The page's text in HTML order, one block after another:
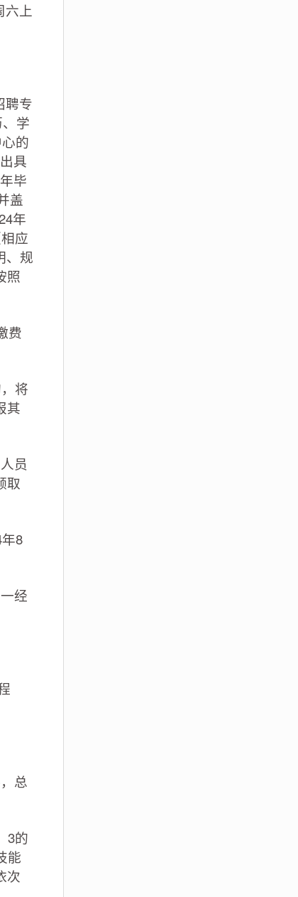
六上
专
学
的
具
毕
盖
年
应
、规
照
费
将
其
员
取
8
经
总
3的
能
次